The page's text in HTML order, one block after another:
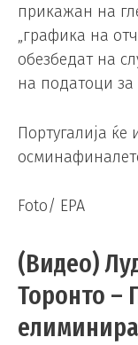
прикажан на
„графика на
обезбедат на
на податоци за
Португалија
Foto/ EPA
(Видео)
Торонто –